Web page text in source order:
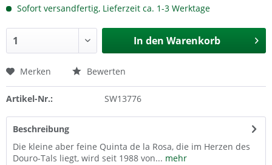
Sofort versandfertig, Lieferzeit ca. 1-3 Werktage
In den Warenkorb
Merken Bewerten
Artikel-Nr.: SW13776
Beschreibung
Die kleine aber feine Quinta de la Rosa, die im Herzen des
Douro-Tals liegt, wird seit 1988 von... mehr